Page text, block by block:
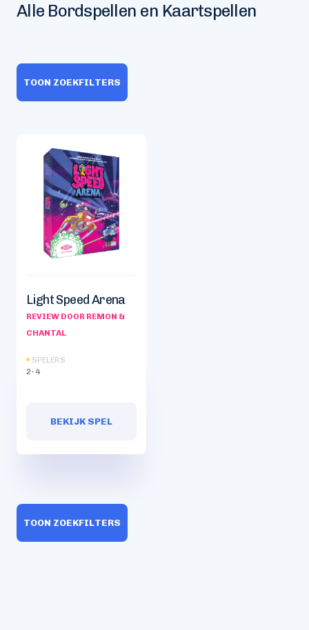
Alle Bordspellen en Kaartspellen
TOON ZOEKFILTERS
Light Speed Arena
REVIEW DOOR REMON &
CHANTAL
SPELERS
2-4
BEKIJK SPEL
TOON ZOEKFILTERS